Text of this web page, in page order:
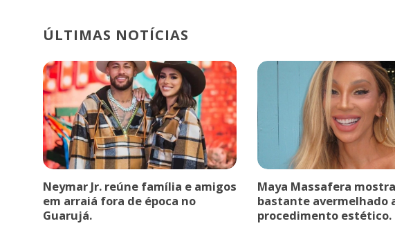
ÚLTIMAS NOTÍCIAS
Neymar Jr. reúne família e amigos
em arraiá fora de época no
Guarujá.
Maya Massafera
bastante avermelhado
procedimento estético.